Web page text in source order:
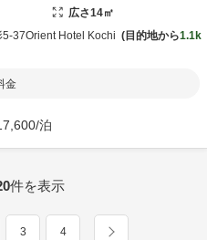
広さ14㎡
5-37Orient Hotel Kochi 目的地から1.1k
金
/泊
件を表示
3 4